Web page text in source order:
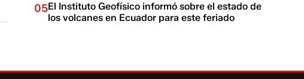
05El Instituto Geofísico informó sobre el estado de
los volcanes en Ecuador para este feriado